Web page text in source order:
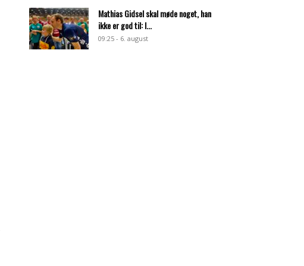
Mathias Gidsel skal møde noget, han
ikke er god til: I...
09:25 - 6. august